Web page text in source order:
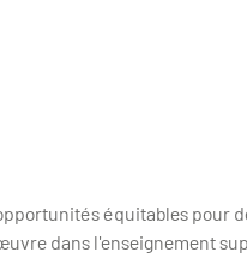
équitables pour
dans l'enseignement